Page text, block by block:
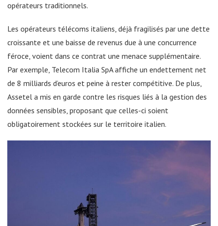
opérateurs traditionnels.
Les opérateurs télécoms italiens, déjà fragilisés par une dette
croissante et une baisse de revenus due à une concurrence
féroce, voient dans ce contrat une menace supplémentaire.
Par exemple, Telecom Italia SpA affiche un endettement net
de 8 milliards d’euros et peine à rester compétitive. De plus,
Assetel a mis en garde contre les risques liés à la gestion des
données sensibles, proposant que celles-ci soient
obligatoirement stockées sur le territoire italien.